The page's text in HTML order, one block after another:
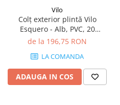
Vilo
Colț exterior plintă Vilo
Esquero - Alb, PVC, 20
buc/cutie, compatibil plintă
de la 196,75 RON
LA COMANDA
ADAUGA IN COS